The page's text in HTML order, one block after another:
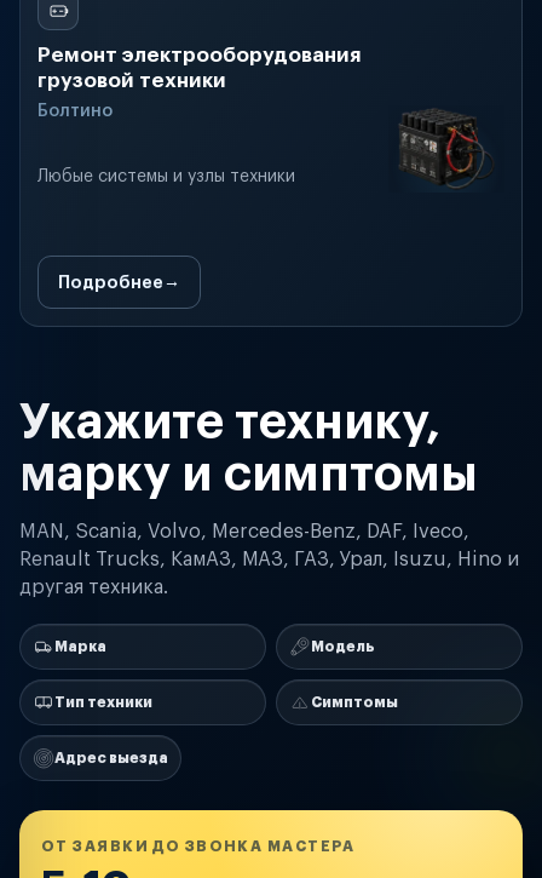
Ремонт электрооборудования
грузовой техники
Болтино
Любые системы и узлы техники
Подробнее
Укажите технику,
марку и симптомы
MAN, Scania, Volvo, Mercedes-Benz, DAF, Iveco,
Renault Trucks, КамАЗ, МАЗ, ГАЗ, Урал, Isuzu, Hino и
другая техника.
Марка Модель
Тип техники Симптомы
Адрес выезда
ОТ ЗАЯВКИ ДО ЗВОНКА МАСТЕРА